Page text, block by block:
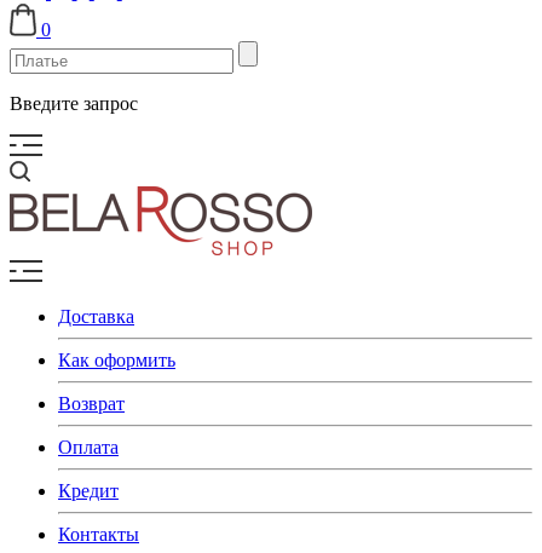
0
Введите запрос
Доставка
Как оформить
Возврат
Оплата
Кредит
Контакты